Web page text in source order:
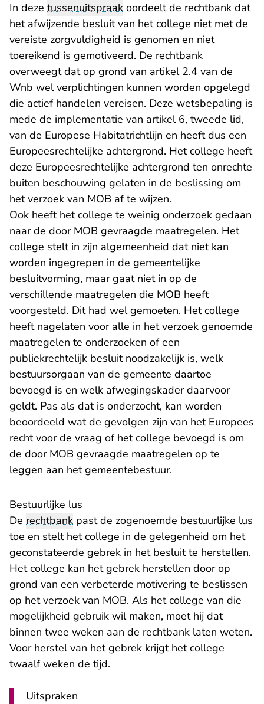
In deze tussenuitspraak oordeelt de rechtbank dat
het afwijzende besluit van het college niet met de
vereiste zorgvuldigheid is genomen en niet
toereikend is gemotiveerd. De rechtbank
overweegt dat op grond van artikel 2.4 van de
Wnb wel verplichtingen kunnen worden opgelegd
die actief handelen vereisen. Deze wetsbepaling is
mede de implementatie van artikel 6, tweede lid,
van de Europese Habitatrichtlijn en heeft dus een
Europeesrechtelijke achtergrond. Het college heeft
deze Europeesrechtelijke achtergrond ten onrechte
buiten beschouwing gelaten in de beslissing om
het verzoek van MOB af te wijzen.
Ook heeft het college te weinig onderzoek gedaan
naar de door MOB gevraagde maatregelen. Het
college stelt in zijn algemeenheid dat niet kan
worden ingegrepen in de gemeentelijke
besluitvorming, maar gaat niet in op de
verschillende maatregelen die MOB heeft
voorgesteld. Dit had wel gemoeten. Het college
heeft nagelaten voor alle in het verzoek genoemde
maatregelen te onderzoeken of een
publiekrechtelijk besluit noodzakelijk is, welk
bestuursorgaan van de gemeente daartoe
bevoegd is en welk afwegingskader daarvoor
geldt. Pas als dat is onderzocht, kan worden
beoordeeld wat de gevolgen zijn van het Europees
recht voor de vraag of het college bevoegd is om
de door MOB gevraagde maatregelen op te
leggen aan het gemeentebestuur.
Bestuurlijke lus
De rechtbank past de zogenoemde bestuurlijke lus
toe en stelt het college in de gelegenheid om het
geconstateerde gebrek in het besluit te herstellen.
Het college kan het gebrek herstellen door op
grond van een verbeterde motivering te beslissen
op het verzoek van MOB. Als het college van die
mogelijkheid gebruik wil maken, moet hij dat
binnen twee weken aan de rechtbank laten weten.
Voor herstel van het gebrek krijgt het college
twaalf weken de tijd.
Uitspraken